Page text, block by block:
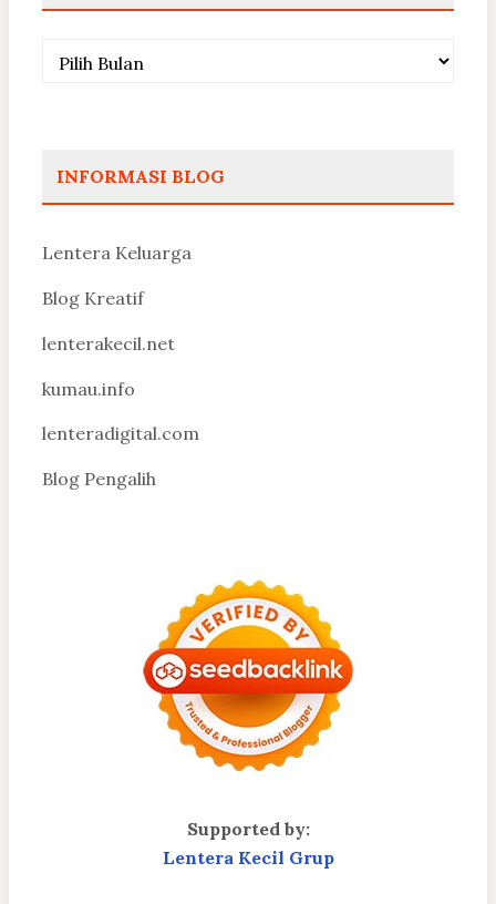
Arsip
INFORMASI BLOG
Lentera Keluarga
Blog Kreatif
lenterakecil.net
kumau.info
lenteradigital.com
Blog Pengalih
Supported by:
Lentera Kecil Grup